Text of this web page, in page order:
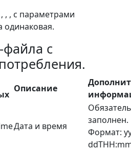
, , , с параметрами
одинаковая.
с
Описание
Дата и время
заполнен.
Формат: